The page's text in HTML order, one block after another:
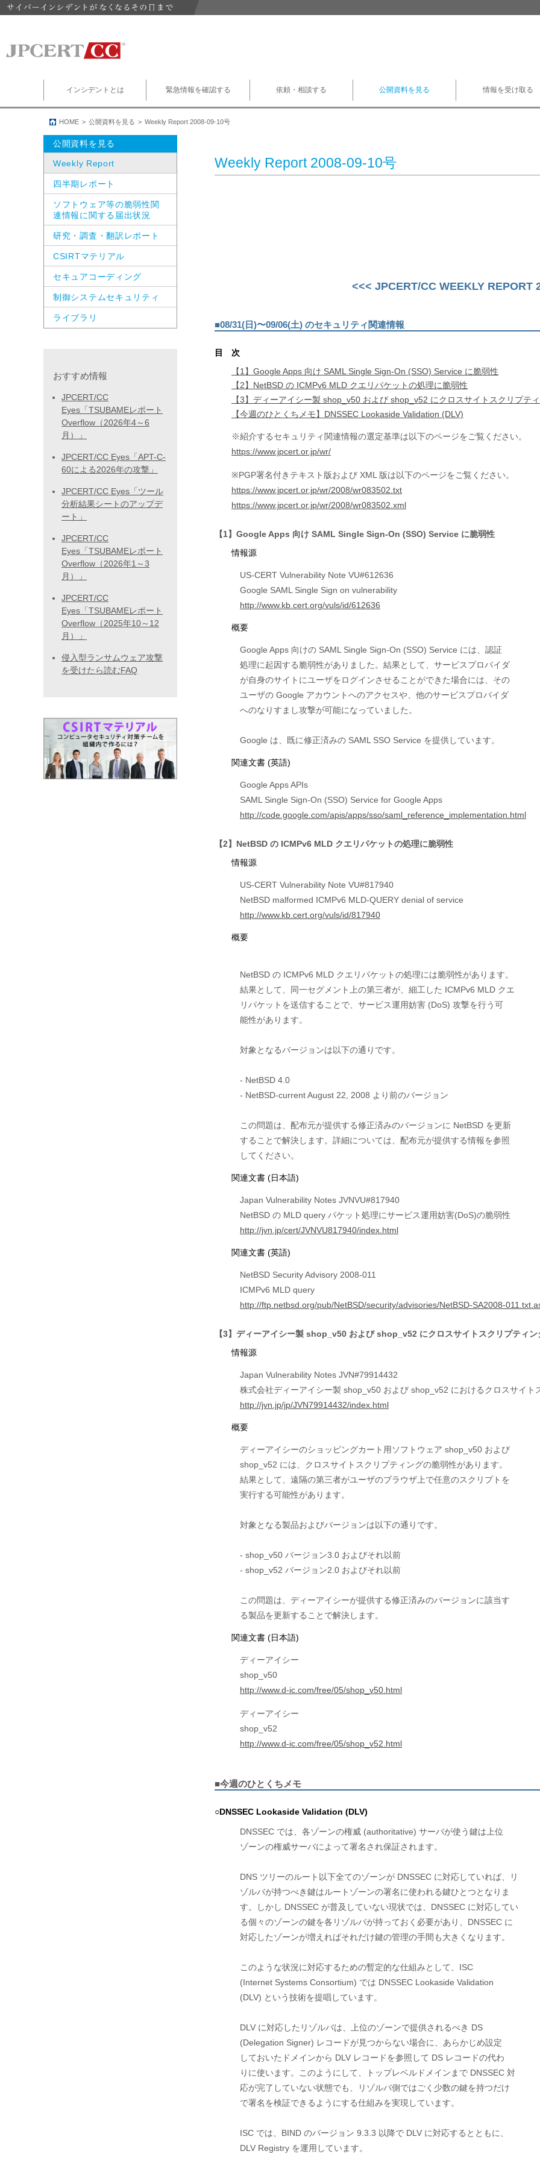
インシデントとは 緊急情報を確認する 依頼・相談する 公開資料を見る 情報を受け取る
HOME 公開資料を見る Weekly Report 2008-09-10号
Weekly Report 2008-09-10号
<<< JPCERT/CC WEEKLY REPORT
■08/31(日)〜09/06(土) のセキュリティ関連情報
目 次
【1】Google Apps 向け SAML Single Sign-On (SSO) Service に脆弱性
【2】NetBSD の ICMPv6 MLD クエリパケットの処理に脆弱性
【3】ディーアイシー製 shop_v50 および shop_v52 にクロスサイトスクリプテ
【今週のひとくちメモ】DNSSEC Lookaside Validation (DLV)
※紹介するセキュリティ関連情報の選定基準は以下のページをご覧ください。
https://www.jpcert.or.jp/wr/
※PGP署名付きテキスト版および XML 版は以下のページをご覧ください。
https://www.jpcert.or.jp/wr/2008/wr083502.txt
https://www.jpcert.or.jp/wr/2008/wr083502.xml
【1】Google Apps 向け SAML Single Sign-On (SSO) Service に脆弱性
情報源
US-CERT Vulnerability Note VU#612636
Google SAML Single Sign on vulnerability
http://www.kb.cert.org/vuls/id/612636
概要
Google Apps 向けの SAML Single Sign-On (SSO) Service には、認証
処理に起因する脆弱性がありました。結果として、サービスプロバイダ
が自身のサイトにユーザをログインさせることができた場合には、その
ユーザの Google アカウントへのアクセスや、他のサービスプロバイダ
へのなりすまし攻撃が可能になっていました。
Google は、既に修正済みの SAML SSO Service を提供しています。
関連文書 (英語)
Google Apps APIs
SAML Single Sign-On (SSO) Service for Google Apps
http://code.google.com/apis/apps/sso/saml_reference_implementation.html
【2】NetBSD の ICMPv6 MLD クエリパケットの処理に脆弱性
情報源
US-CERT Vulnerability Note VU#817940
NetBSD malformed ICMPv6 MLD-QUERY denial of service
http://www.kb.cert.org/vuls/id/817940
概要
NetBSD の ICMPv6 MLD クエリパケットの処理には脆弱性があります。
結果として、同一セグメント上の第三者が、細工した ICMPv6 MLD クエ
リパケットを送信することで、サービス運用妨害 (DoS) 攻撃を行う可
能性があります。
対象となるバージョンは以下の通りです。
- NetBSD 4.0
- NetBSD-current August 22, 2008 より前のバージョン
この問題は、配布元が提供する修正済みのバージョンに NetBSD を更新
することで解決します。詳細については、配布元が提供する情報を参照
してください。
関連文書 (日本語)
Japan Vulnerability Notes JVNVU#817940
NetBSD の MLD query パケット処理にサービス運用妨害(DoS)の脆弱性
http://jvn.jp/cert/JVNVU817940/index.html
関連文書 (英語)
NetBSD Security Advisory 2008-011
ICMPv6 MLD query
http://ftp.netbsd.org/pub/NetBSD/security/advisories/NetBSD-SA2008-
【3】ディーアイシー製 shop_v50 および shop_v52 にクロスサイトスクリプティン
情報源
Japan Vulnerability Notes JVN#79914432
株式会社ディーアイシー製 shop_v50 および shop_v52 におけるクロスサイト
http://jvn.jp/jp/JVN79914432/index.html
概要
ディーアイシーのショッピングカート用ソフトウェア shop_v50 および
shop_v52 には、クロスサイトスクリプティングの脆弱性があります。
結果として、遠隔の第三者がユーザのブラウザ上で任意のスクリプトを
実行する可能性があります。
対象となる製品およびバージョンは以下の通りです。
- shop_v50 バージョン3.0 およびそれ以前
- shop_v52 バージョン2.0 およびそれ以前
この問題は、ディーアイシーが提供する修正済みのバージョンに該当す
る製品を更新することで解決します。
関連文書 (日本語)
ディーアイシー
shop_v50
http://www.d-ic.com/free/05/shop_v50.html
ディーアイシー
shop_v52
http://www.d-ic.com/free/05/shop_v52.html
■今週のひとくちメモ
○DNSSEC Lookaside Validation (DLV)
DNSSEC では、各ゾーンの権威 (authoritative) サーバが使う鍵は上位
ゾーンの権威サーバによって署名され保証されます。
DNS ツリーのルート以下全てのゾーンが DNSSEC に対応していれば、リ
ゾルバが持つべき鍵はルートゾーンの署名に使われる鍵ひとつとなりま
す。しかし DNSSEC が普及していない現状では、DNSSEC に対応してい
る個々のゾーンの鍵を各リゾルバが持っておく必要があり、DNSSEC に
対応したゾーンが増えればそれだけ鍵の管理の手間も大きくなります。
このような状況に対応するための暫定的な仕組みとして、ISC
(Internet Systems Consortium) では DNSSEC Lookaside Validation
(DLV) という技術を提唱しています。
DLV に対応したリゾルバは、上位のゾーンで提供されるべき DS
(Delegation Signer) レコードが見つからない場合に、あらかじめ設定
しておいたドメインから DLV レコードを参照して DS レコードの代わ
りに使います。このようにして、トップレベルドメインまで DNSSEC 対
応が完了していない状態でも、リゾルバ側ではごく少数の鍵を持つだけ
で署名を検証できるようにする仕組みを実現しています。
ISC では、BIND のバージョン 9.3.3 以降で DLV に対応するとともに、
DLV Registry を運用しています。
公開資料を見る
Weekly Report
四半期レポート
ソフトウェア等の脆弱性関
連情報に関する届出状況
研究・調査・翻訳レポート
CSIRTマテリアル
セキュアコーディング
制御システムセキュリティ
ライブラリ
おすすめ情報
JPCERT/CC
Eyes「TSUBAMEレポート
Overflow（2026年4～6
月）」
JPCERT/CC Eyes「APT-C-
60による2026年の攻撃」
JPCERT/CC Eyes「ツール
分析結果シートのアップデ
ート」
JPCERT/CC
Eyes「TSUBAMEレポート
Overflow（2026年1～3
月）」
JPCERT/CC
Eyes「TSUBAMEレポート
Overflow（2025年10～12
月）」
侵入型ランサムウェア攻撃
を受けたら読むFAQ